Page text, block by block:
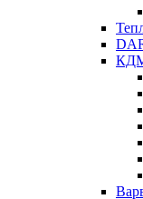
КДМ